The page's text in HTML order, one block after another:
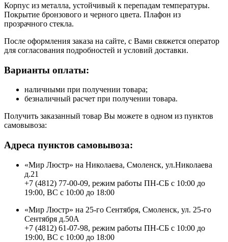
Корпус из металла, устойчивый к перепадам температуры.
Покрытие бронзового и черного цвета. Плафон из
прозрачного стекла.
После оформления заказа на сайте, с Вами свяжется оператор
для согласования подробностей и условий доставки.
Варианты оплаты:
наличными при получении товара;
безналичный расчет при получении товара.
Получить заказанный товар Вы можете в одном из пунктов
самовывоза:
Адреса пунктов самовывоза:
«Мир Люстр» на Николаева, Смоленск, ул.Николаева
д.21
+7 (4812) 77-00-09, режим работы ПН-СБ с 10:00 до
19:00, ВС с 10:00 до 18:00
«Мир Люстр» на 25-го Сентября, Смоленск, ул. 25-го
Сентября д.50А
+7 (4812) 61-07-98, режим работы ПН-СБ с 10:00 до
19:00, ВС с 10:00 до 18:00